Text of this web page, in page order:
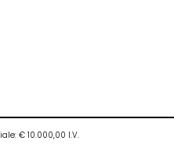
€ 10.000,00 I.V.